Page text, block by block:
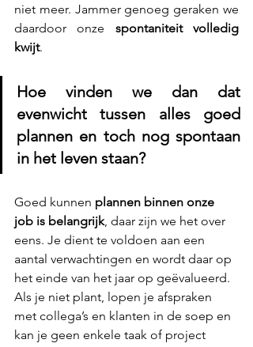
niet meer. Jammer genoeg geraken we
daardoor onze spontaniteit volledig
kwijt.
Hoe vinden we dan dat
evenwicht tussen alles goed
plannen en toch nog spontaan
in het leven staan?
Goed kunnen plannen binnen onze
job is belangrijk, daar zijn we het over
eens. Je dient te voldoen aan een
aantal verwachtingen en wordt daar op
het einde van het jaar op geëvalueerd.
Als je niet plant, lopen je afspraken
met collega’s en klanten in de soep en
kan je geen enkele taak of project